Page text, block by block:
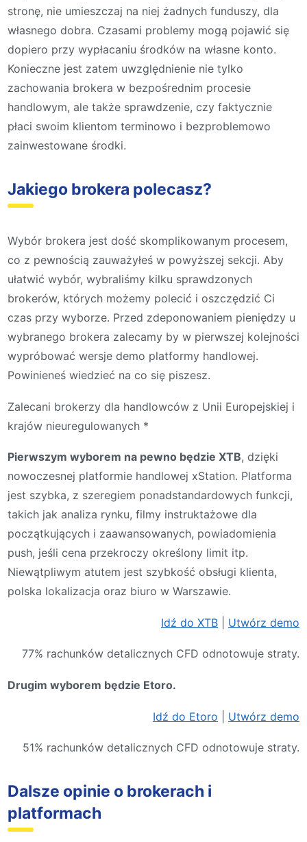
stronę, nie umieszczaj na niej żadnych funduszy, dla
własnego dobra. Czasami problemy mogą pojawić się
dopiero przy wypłacaniu środków na własne konto.
Konieczne jest zatem uwzględnienie nie tylko
zachowania brokera w bezpośrednim procesie
handlowym, ale także sprawdzenie, czy faktycznie
płaci swoim klientom terminowo i bezproblemowo
zainwestowane środki.
Jakiego brokera polecasz?
Wybór brokera jest dość skomplikowanym procesem,
co z pewnością zauważyłeś w powyższej sekcji. Aby
ułatwić wybór, wybraliśmy kilku sprawdzonych
brokerów, których możemy polecić i oszczędzić Ci
czas przy wyborze. Przed zdeponowaniem pieniędzy u
wybranego brokera zalecamy by w pierwszej kolejności
wypróbować wersje demo platformy handlowej.
Powinieneś wiedzieć na co się piszesz.
Zalecani brokerzy dla handlowców z Unii Europejskiej i
krajów nieuregulowanych *
Pierwszym wyborem na pewno będzie XTB, dzięki
nowoczesnej platformie handlowej xStation. Platforma
jest szybka, z szeregiem ponadstandardowych funkcji,
takich jak analiza rynku, filmy instruktażowe dla
początkujących i zaawansowanych, powiadomienia
push, jeśli cena przekroczy określony limit itp.
Niewątpliwym atutem jest szybkość obsługi klienta,
polska lokalizacja oraz biuro w Warszawie.
Idź do XTB Utwórz demo
77% rachunków detalicznych CFD odnotowuje straty.
Drugim wyborem będzie Etoro.
Idź do Etoro Utwórz demo
51% rachunków detalicznych CFD odnotowuje straty.
Dalsze opinie o brokerach i
platformach